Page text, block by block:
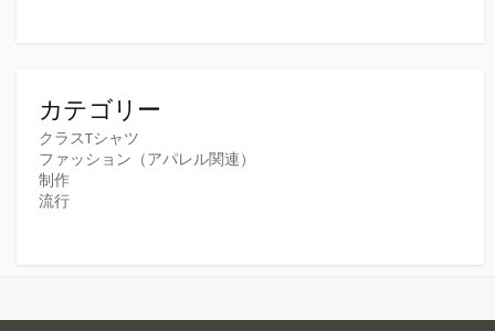
カテゴリー
クラスTシャツ
ファッション（アパレル関連）
制作
流行